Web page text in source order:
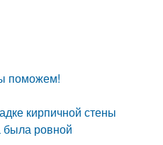
поможем!
кирпичной стены
была ровной